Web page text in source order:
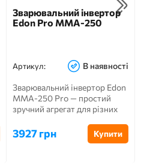
Зварювальний інвертор
Edon Pro MMA-250
Артикул: В наявності
Зварювальний інвертор Edon
MMA-250 Pro — простий
зручний агрегат для різних
3927 грн Купити